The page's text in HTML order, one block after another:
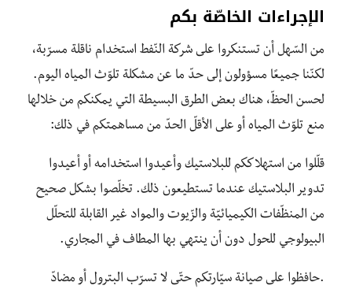
الإجراءات الخاصّة بكم
من السّهل أن تستنكروا على شركة النّفط استخدام ناقلة مسرّبة،
لكنّنا جميعًا مسؤولون إلى حدّ ما عن مشكلة تلوّث المياه اليوم.
لحسن الحظّ، هناك بعض الطرق البسيطة التي يمكنكم من خلالها
منع تلوّث المياه أو على الأقلّ الحدّ من مساهمتكم في ذلك:
قلّلوا من استهلاككم للبلاستيك وأعيدوا استخدامه أو أعيدوا
تدوير البلاستيك عندما تستطيعون ذلك. تخلّصوا بشكل صحيح
من المنظّفات الكيميائيّة والزّيوت والمواد غير القابلة للتحلّل
البيولوجي للحول دون أن ينتهي بها المطاف في المجاري.
.حافظوا على صيانة سيّارتكم حتّى لا تسرّب البترول أو مضادّ